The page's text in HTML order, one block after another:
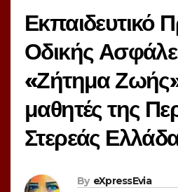
Εκπαιδευτικό
Οδικής
«Ζήτημα
μαθητές της
Στερεάς
By eXpressEvia